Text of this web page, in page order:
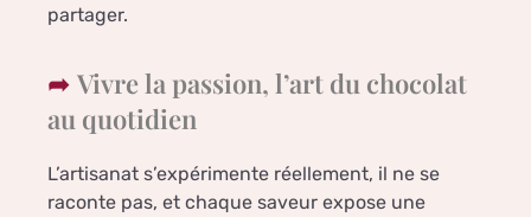
partager.
Vivre la passion, l’art du chocolat
au quotidien
L’artisanat s’expérimente réellement, il ne se
raconte pas, et chaque saveur expose une